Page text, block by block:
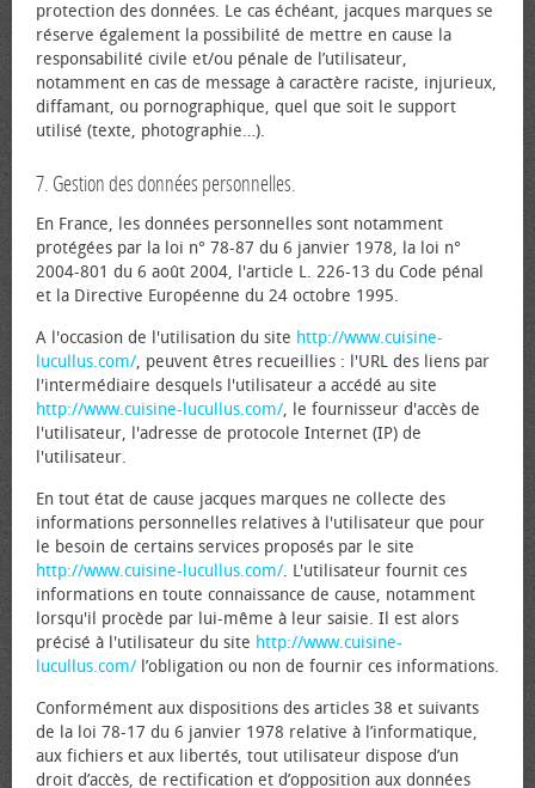
protection des données. Le cas échéant, jacques marques se
réserve également la possibilité de mettre en cause la
responsabilité civile et/ou pénale de l’utilisateur,
notamment en cas de message à caractère raciste, injurieux,
diffamant, ou pornographique, quel que soit le support
utilisé (texte, photographie…).
7. Gestion des données personnelles.
En France, les données personnelles sont notamment
protégées par la loi n° 78-87 du 6 janvier 1978, la loi n°
2004-801 du 6 août 2004, l'article L. 226-13 du Code pénal
et la Directive Européenne du 24 octobre 1995.
A l'occasion de l'utilisation du site http://www.cuisine-
lucullus.com/, peuvent êtres recueillies : l'URL des liens par
l'intermédiaire desquels l'utilisateur a accédé au site
http://www.cuisine-lucullus.com/, le fournisseur d'accès de
l'utilisateur, l'adresse de protocole Internet (IP) de
l'utilisateur.
En tout état de cause jacques marques ne collecte des
informations personnelles relatives à l'utilisateur que pour
le besoin de certains services proposés par le site
http://www.cuisine-lucullus.com/. L'utilisateur fournit ces
informations en toute connaissance de cause, notamment
lorsqu'il procède par lui-même à leur saisie. Il est alors
précisé à l'utilisateur du site http://www.cuisine-
lucullus.com/ l’obligation ou non de fournir ces informations.
Conformément aux dispositions des articles 38 et suivants
de la loi 78-17 du 6 janvier 1978 relative à l’informatique,
aux fichiers et aux libertés, tout utilisateur dispose d’un
droit d’accès, de rectification et d’opposition aux données